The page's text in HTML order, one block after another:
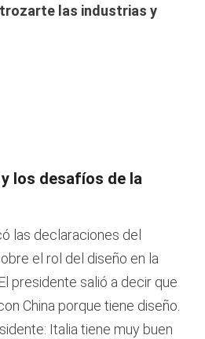
las industrias y
los desafíos de la
las declaraciones del
el rol del diseño en la
presidente salió a decir que
China porque tiene diseño.
Italia tiene muy buen